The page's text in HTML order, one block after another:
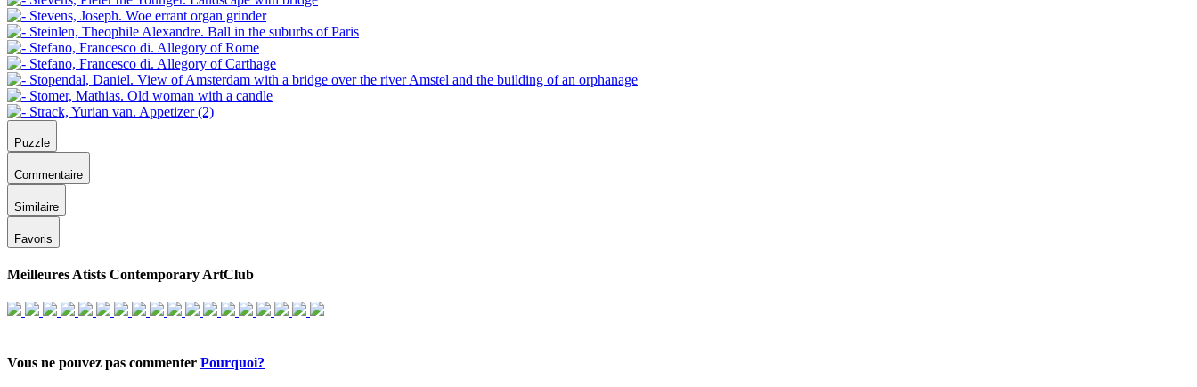
Puzzle
Commentaire
Similaire
Favoris
Meilleures Atists Contemporary ArtClub
Vous ne pouvez pas commenter Pourquoi?